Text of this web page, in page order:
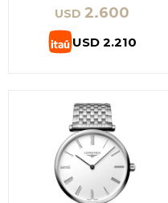
USD 2.600
USD 2.210